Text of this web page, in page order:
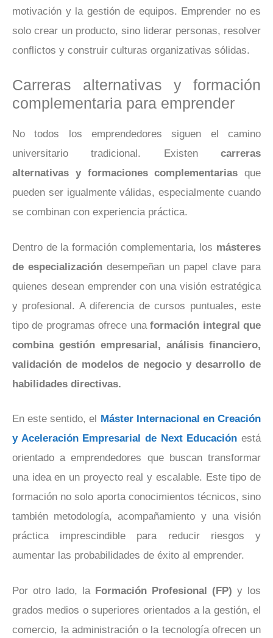
motivación y la gestión de equipos. Emprender no es
solo crear un producto, sino liderar personas, resolver
conflictos y construir culturas organizativas sólidas.
Carreras alternativas y formación
complementaria para emprender
No todos los emprendedores siguen el camino
universitario tradicional. Existen carreras
alternativas y formaciones complementarias que
pueden ser igualmente válidas, especialmente cuando
se combinan con experiencia práctica.
Dentro de la formación complementaria, los másteres
de especializacióndesempeñan un papel clave para
quienes desean emprender con una visión estratégica
y profesional. A diferencia de cursos puntuales, este
tipo de programas ofrece unaformación integral que
combina gestión empresarial, análisis financiero,
validación de modelos de negocio y desarrollo de
habilidades directivas.
En este sentido, el
Máster Internacional en Creación
y Aceleración Empresarial de Next Educación está
orientado a emprendedores que buscan transformar
una idea en un proyecto real y escalable. Este tipo de
formación no solo aporta conocimientos técnicos, sino
también metodología, acompañamiento y una visión
práctica imprescindible para reducir riesgos y
aumentar las probabilidades de éxito al emprender.
Por otro lado, la Formación Profesional (FP) y los
grados medios o superiores orientados a la gestión, el
comercio, la administración o la tecnología ofrecen un